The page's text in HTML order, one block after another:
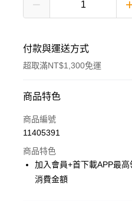
付款與運送方式
超取滿NT$1,300免運
付款方式
信用卡一次付款
LINE Pay
Apple Pay
商品特色
商品編號
11405391
商品特色
加入會員+首下載APP最
消費金額